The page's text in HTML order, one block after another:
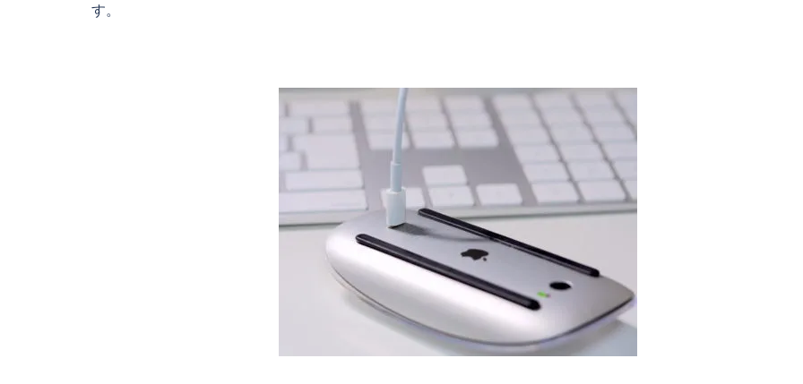
す。